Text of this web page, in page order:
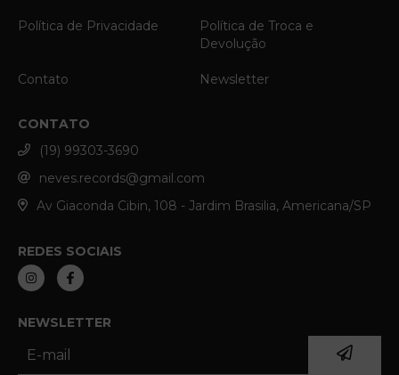
Política de Privacidade
Política de Troca e
Devolução
Contato Newsletter
CONTATO
(19) 99303-3690
neves.records@gmail.com
Av Giaconda Cibin, 108 - Jardim Brasilia, Americana/SP
REDES SOCIAIS
NEWSLETTER